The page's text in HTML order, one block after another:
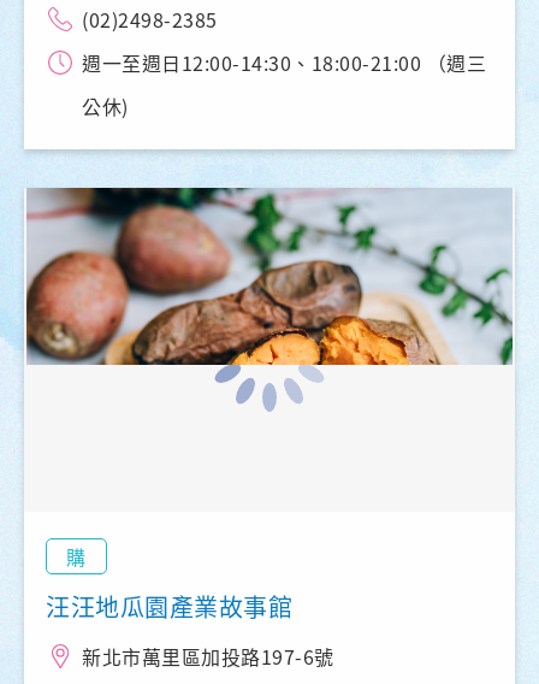
(02)2498-2385
週一至週日12:00-14:30、18:00-21:00 （週三
公休)
購
汪汪地瓜園產業故事館
新北市萬里區加投路197-6號